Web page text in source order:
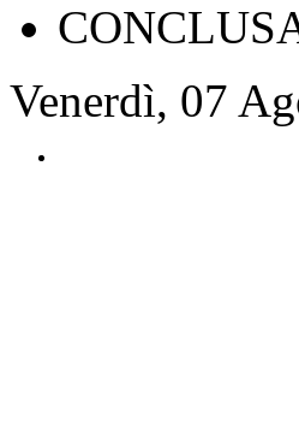
Venerdì, 07